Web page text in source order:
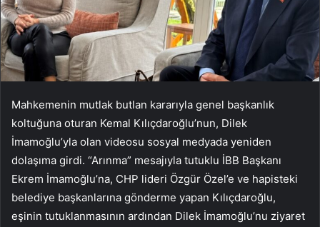
Mahkemenin mutlak butlan kararıyla genel başkanlık
koltuğuna oturan Kemal Kılıçdaroğlu’nun, Dilek
İmamoğlu’yla olan videosu sosyal medyada yeniden
dolaşıma girdi. “Arınma” mesajıyla tutuklu İBB Başkanı
Ekrem İmamoğlu’na, CHP lideri Özgür Özel’e ve hapisteki
belediye başkanlarına gönderme yapan Kılıçdaroğlu,
eşinin tutuklanmasının ardından Dilek İmamoğlu’nu ziyaret